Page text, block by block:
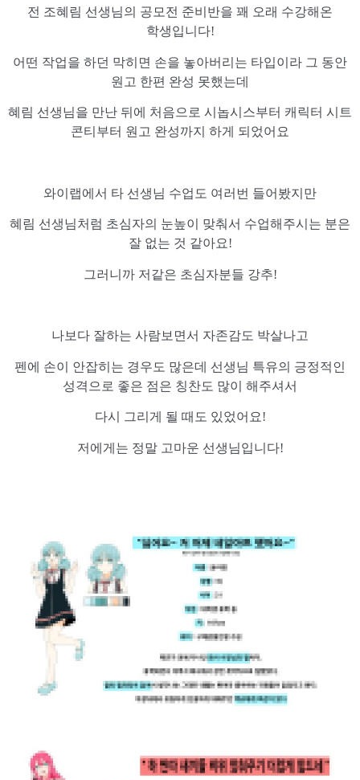
전 조혜림 선생님의 공모전 준비반을 꽤 오래 수강해온
학생입니다!
어떤 작업을 하던 막히면 손을 놓아버리는 타입이라 그 동안
원고 한편 완성 못했는데
혜림 선생님을 만난 뒤에 처음으로 시놉시스부터 캐릭터 시트
콘티부터 원고 완성까지 하게 되었어요
와이랩에서 타 선생님 수업도 여러번 들어봤지만
혜림 선생님처럼 초심자의 눈높이 맞춰서 수업해주시는 분은
잘 없는 것 같아요!
그러니까 저같은 초심자분들 강추!
나보다 잘하는 사람보면서 자존감도 박살나고
펜에 손이 안잡히는 경우도 많은데 선생님 특유의 긍정적인
성격으로 좋은 점은 칭찬도 많이 해주셔서
다시 그리게 될 때도 있었어요!
저에게는 정말 고마운 선생님입니다!